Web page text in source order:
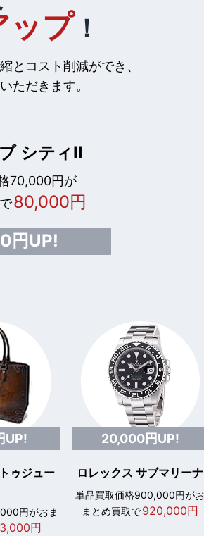
ップ ！
とコスト削減ができ、
ただきます。
シティⅡ
70,000円が
80,000円
円UP!
UP!
ゥジュー
円がおま
円
20,000円UP!
ロレックス サブマリーナ
単品買取価格900,000円がお
まとめ買取で920,000円